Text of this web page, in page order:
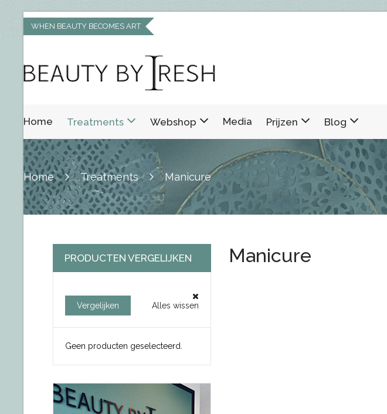
WHEN BEAUTY BECOMES ART
Home Treatments Webshop Media Prijzen Blog
Home Treatments Manicure
Manicure
PRODUCTEN VERGELIJKEN
Vergelijken Alles wissen
Geen producten geselecteerd.